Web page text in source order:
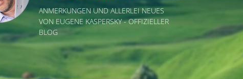
ANMERKUNGEN UND ALLERLEI NEUES
VON EUGENE KASPERSKY - OFFIZIELLER
BLOG